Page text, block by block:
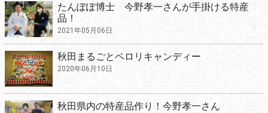
たんぽぽ博士 今野孝一さんが手掛ける特産
品！
2021年05月06日
秋田まるごとペロリキャンディー
2020年06月10日
秋田県内の特産品作り！今野孝一さん